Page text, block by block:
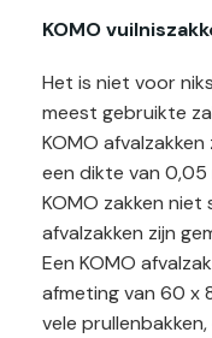
KOMO
Het is niet voor
meest gebruikte
KOMO
een dikte van 0,05
KOMO zakken
afvalzakken zijn
Een KOMO
afmeting van 60 x
vele